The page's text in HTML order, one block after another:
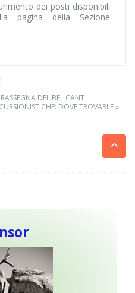
dei posti disponibili
pagina della Sezione
DEL BEL CANT
DOVE TROVARLE »